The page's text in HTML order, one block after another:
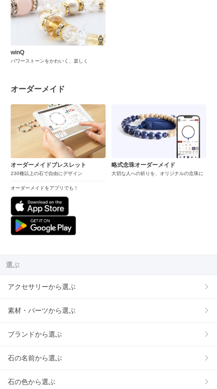
winQ
パワーストーンをかわいく、楽しく
オーダーメイド
オーダーメイドブレスレット
230種以上の石で自由にデザイン
オーダーメイドをアプリでも！
略式念珠オーダーメイド
大切な人への祈りを、オリジナルの念珠に
選ぶ
アクセサリーから選ぶ
素材・パーツから選ぶ
ブランドから選ぶ
石の名前から選ぶ
石の色から選ぶ